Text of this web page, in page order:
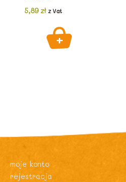
5,89zł z Vat
moje konto
rejestracja